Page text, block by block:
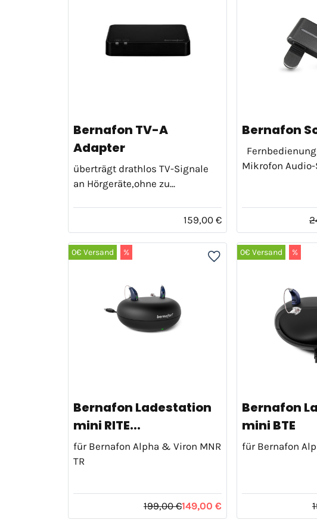
Bernafon TV-A
Adapter
überträgt drathlos TV-Signale
an Hörgeräte,ohne zu...
159,00 €
Bernafon
Mikrofon
0€ Versand %
Bernafon Ladestation
mini RITE...
für Bernafon Alpha & Viron MNR
TR
199,00 €149,00 €
0€ Versand %
Bernafon
mini BTE
für Bernafon